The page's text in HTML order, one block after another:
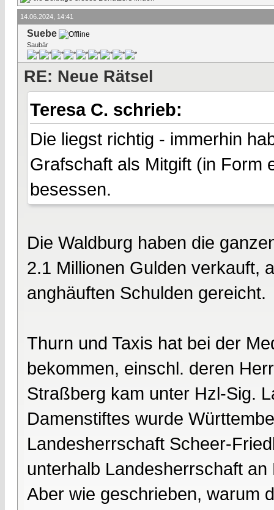
14.06.2024, 14:41
Suebe
Saubär
RE: Neue Rätsel
Teresa C. schrieb:
Die liegst richtig - immerhin
Grafschaft als Mitgift (in Form
besessen.
Die Waldburg haben die
2.1 Millionen Gulden verkauft,
anghäuften Schulden gereicht.
Thurn und Taxis hat bei der
bekommen, einschl. deren
Straßberg kam unter Hzl-Sig.
Damenstiftes wurde
Landesherrschaft Scheer-
unterhalb Landesherrschaft an
Aber wie geschrieben, warum